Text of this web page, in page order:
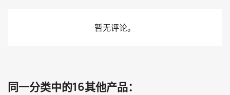
暂无评论。
同一分类中的16其他产品：